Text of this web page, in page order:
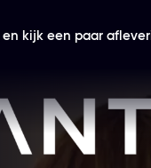
en kijk een paar